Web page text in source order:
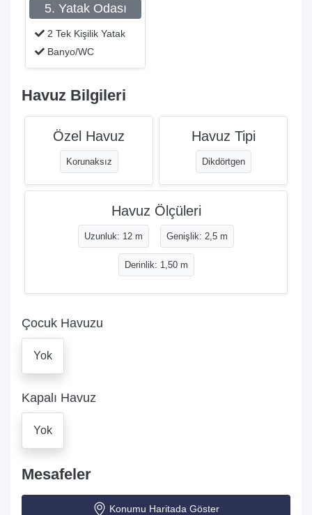
5. Yatak Odası
2 Tek Kişilik Yatak
Banyo/WC
Havuz Bilgileri
Özel Havuz
Korunaksız
Havuz Tipi
Dikdörtgen
Havuz Ölçüleri
Uzunluk: 12 m Genişlik: 2,5 m
Derinlik: 1,50 m
Çocuk Havuzu
Yok
Kapalı Havuz
Yok
Mesafeler
Konumu Haritada Göster